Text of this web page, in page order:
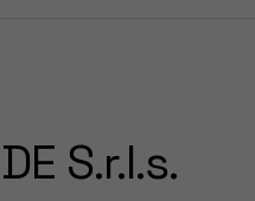
S.r.l.s.